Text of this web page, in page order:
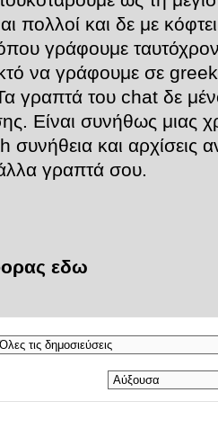
πολλοί και δε με
γράφουμε
να γράφουμε σε
γραπτά του chat δε
Είναι συνήθως μιας
και αρχίσεις
άλλα γραπτά σου.
εδω